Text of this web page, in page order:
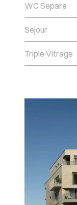
WC Separe
Sejour
Triple Vitrage